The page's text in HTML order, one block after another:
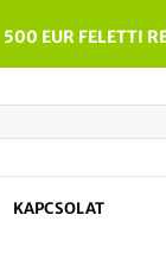
500 EUR FELETTI
KAPCSOLAT